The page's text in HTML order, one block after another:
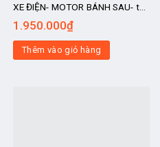
XE ĐIỆN- MOTOR BÁNH SAU- tốc
độ 30-35km/h, kit chế xe điện, xe
chế, động cơ
1.950.000₫
Thêm vào giỏ hàng